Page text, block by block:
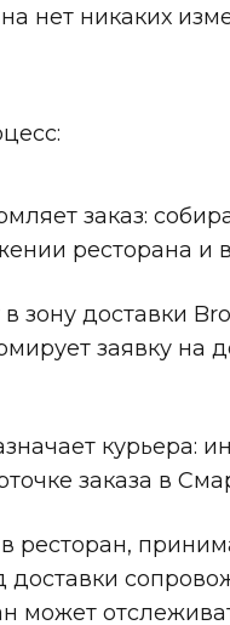
нет никаких
заказ:
ресторана и
зону доставки
заявку на
курьера:
заказа в
ресторан,
доставки
может